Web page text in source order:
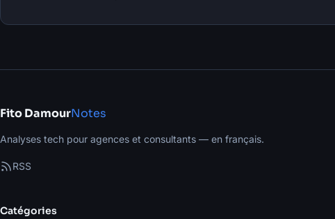
Fito DamourNotes
Analyses tech pour agences et consultants — en français.
RSS
Catégories